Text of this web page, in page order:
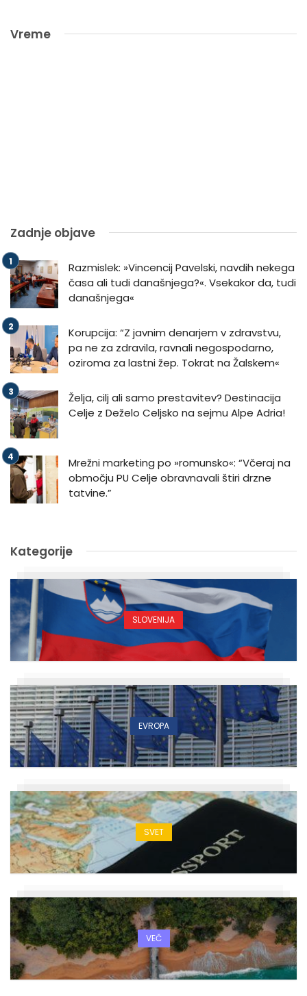
Vreme
Zadnje objave
Razmislek: »Vincencij Pavelski, navdih nekega
časa ali tudi današnjega?«. Vsekakor da, tudi
današnjega«
Korupcija: “Z javnim denarjem v zdravstvu,
pa ne za zdravila, ravnali negospodarno,
oziroma za lastni žep. Tokrat na Žalskem«
Želja, cilj ali samo prestavitev? Destinacija
Celje z Deželo Celjsko na sejmu Alpe Adria!
Mrežni marketing po »romunsko«: “Včeraj na
območju PU Celje obravnavali štiri drzne
tatvine.”
Kategorije
SLOVENIJA
EVROPA
SVET
VEČ